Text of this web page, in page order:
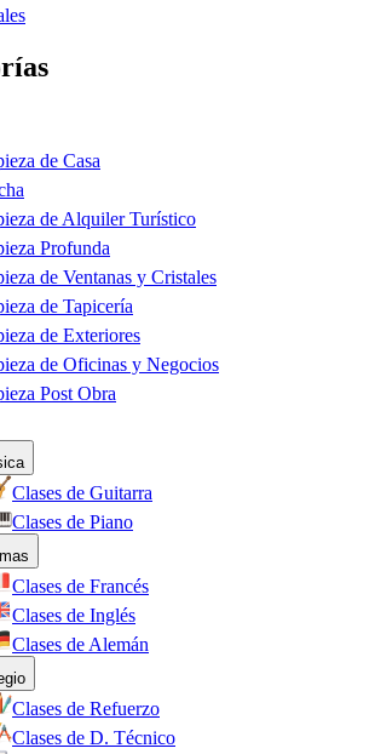
de Casa
de Alquiler Turístico
Profunda
de Ventanas y Cristales
de Tapicería
de Exteriores
de Oficinas y Negocios
Post Obra
Clases de Guitarra
Clases de Piano
Clases de Francés
Clases de Inglés
Clases de Alemán
Clases de Refuerzo
Clases de D. Técnico